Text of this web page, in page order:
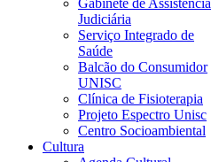
Gabinete de Assistência
Judiciária
Serviço Integrado de
Saúde
Balcão do Consumidor
UNISC
Clínica de Fisioterapia
Projeto Espectro Unisc
Centro Socioambiental
Cultura